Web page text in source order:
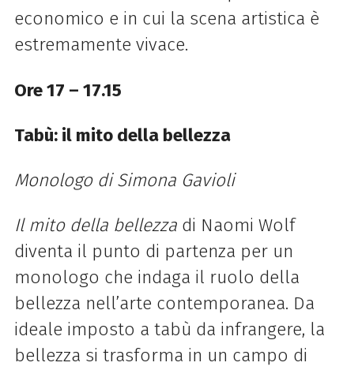
economico e in cui la scena artistica è
estremamente vivace.
Ore 17 – 17.15
Tabù: il mito della bellezza
Monologo di Simona Gavioli
Il mito della bellezzadi Naomi Wolf
diventa il punto di partenza per un
monologo che indaga il ruolo della
bellezza nell’arte contemporanea. Da
ideale imposto a tabù da infrangere, la
bellezza si trasforma in un campo di